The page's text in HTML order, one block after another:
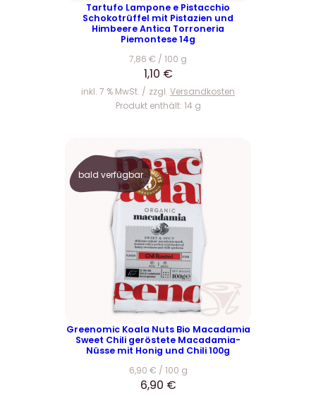
Tartufo Lampone e Pistacchio
Schokotrüffel mit Pistazien und
Himbeere Antica Torroneria
Piemontese 14g
7,86 € / 100 g
1,10 €
inkl. 7 % MwSt. zzgl. Versandkosten
Produkt enthält: 14 g
bald verfügbar
Greenomic Koala Nuts Bio Macadamia
Sweet Chili geröstete Macadamia-
Nüsse mit Honig und Chili 100g
6,90 € / 100 g
6,90 €